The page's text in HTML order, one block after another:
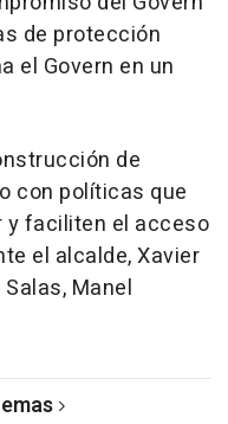
de protección
el Govern en un
de
con políticas que
y faciliten el acceso
el alcalde, Xavier
Manel